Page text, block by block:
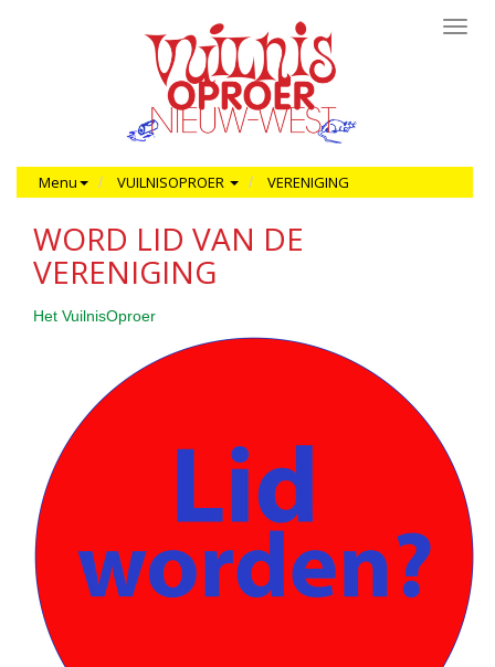
Menu VUILNISOPROER VERENIGING
WORD LID VAN DE
VERENIGING
Het VuilnisOproer